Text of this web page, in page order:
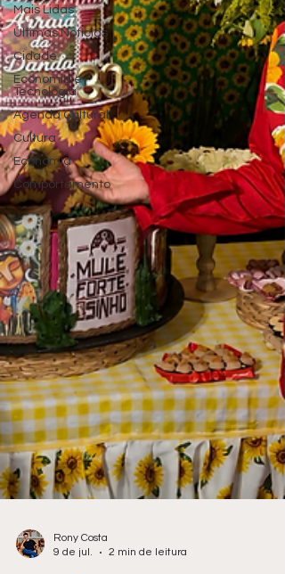
Mais Lidas
Últimas Notícias
Cidade
Economia e
Tecnologia
Agenda Cultural
Cultura
Economia
Comportamento